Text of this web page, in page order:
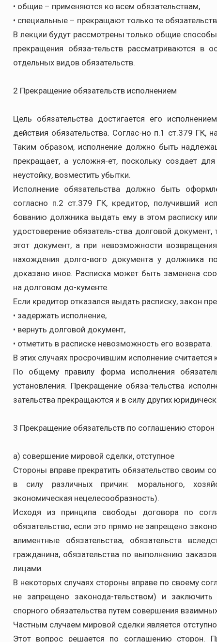
• общие – применяются ко всем обязательствам,
• специальные – прекращают только те
В лекции будут рассмотрены только общие
прекращения обяза-тельств рассматриваются в
отдельных видов обязательств.
2 Прекращение обязательств исполнением
Цель обязательства достигается его
действия обязательства. Соглас-но п.1 ст.379 ГК,
Таким образом, исполнение должно быть
прекращает, а усложня-ет, поскольку создает
неустойку, возместить убытки.
Исполнение обязательства должно быть
согласно п.2 ст.379 ГК, кредитор, получивший
бованию должника выдать ему в этом расписку
удостоверение обязатель-ства долговой
этот документ, а при невозможности
нахождения долго-вого документа у должника
доказано иное. Расписка может быть заменена
на долговом до-кументе.
Если кредитор отказался выдать расписку, закон
• задержать исполнение,
• вернуть долговой документ,
• отметить в расписке невозможность его возврата.
В этих случаях просрочившим исполнение считается
По общему правилу форма исполнения
установления. Прекращение обяза-тельства
зательства прекращаются и в силу других
3 Прекращение обязательств по соглашению сторон
а) совершение мировой сделки, отступное
Стороны вправе прекратить обязательство своим
в силу различных причин: морального,
экономическая нецелесообразность).
Исходя из принципа свободы договора по
обязательство, если это прямо не запрещено
алиментные обязательства, обязательств
гражданина, обязательства по выполнению
лицами.
В некоторых случаях стороны вправе по своему
не запрещено законода-тельством) и
спорного обязательства путем совершения
Частным случаем мировой сделки является
Этот вопрос решается по соглашению сторон.